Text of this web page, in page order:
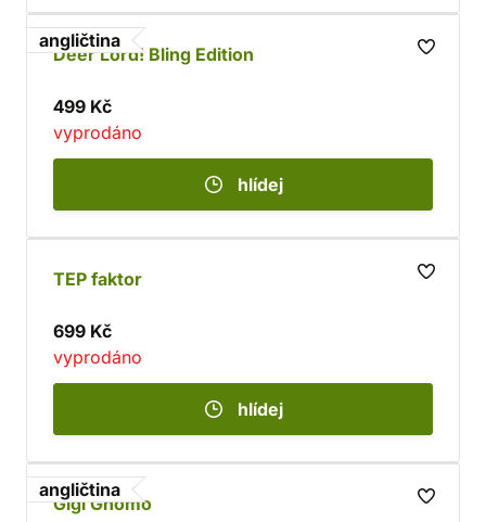
angličtina
Deer Lord! Bling Edition
499 Kč
vyprodáno
hlídej
TEP faktor
699 Kč
vyprodáno
hlídej
angličtina
Gigi Gnomo